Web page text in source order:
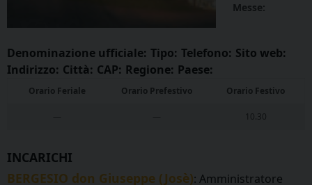
Denominazione ufficiale: Tipo: Telefono: Sito web:
Indirizzo: Città: CAP: Regione: Paese:
Messe:
Orario Feriale Orario Prefestivo Orario Festivo
— — 10.30
INCARICHI
BERGESIO don Giuseppe (Josè): Amministratore